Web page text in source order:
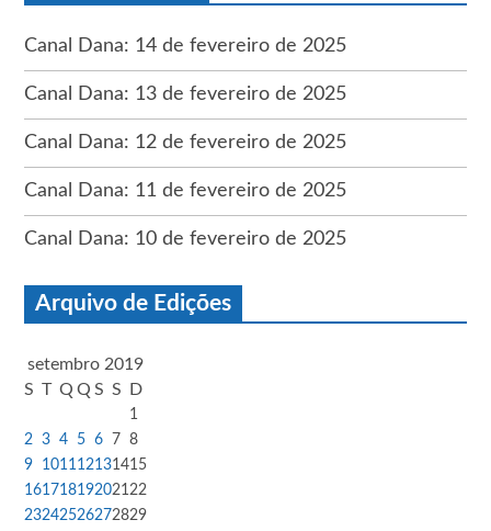
Canal Dana: 14 de fevereiro de 2025
Canal Dana: 13 de fevereiro de 2025
Canal Dana: 12 de fevereiro de 2025
Canal Dana: 11 de fevereiro de 2025
Canal Dana: 10 de fevereiro de 2025
Arquivo de Edições
setembro 2019
S T Q Q S S D
1
2
3 4 5 6 7 8
9
1011 12131415
161718192021 22
23242526272829